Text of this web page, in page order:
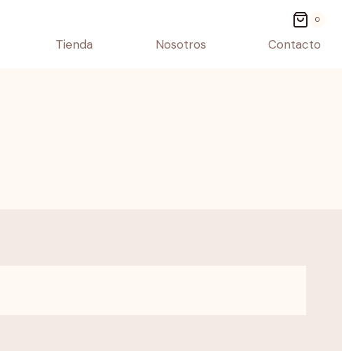
0
Tienda Nosotros Contacto